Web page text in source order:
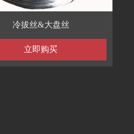
冷拔丝&大盘丝
立即购买